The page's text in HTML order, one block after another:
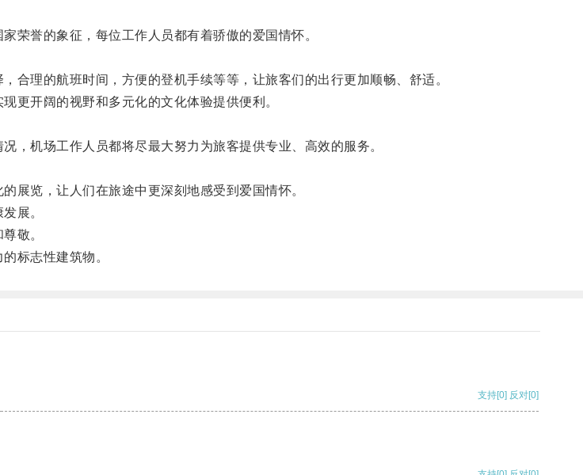
誉的象征，每位工作人员都有着骄傲的爱国情怀。
理的航班时间，方便的登机手续等等，让旅客们的出行更加顺畅、舒适。
开阔的视野和多元化的文化体验提供便利。
机场工作人员都将尽最大努力为旅客提供专业、高效的服务。
览，让人们在旅途中更深刻地感受到爱国情怀。
展。
敬。
标志性建筑物。
支持[0] 反对[0]